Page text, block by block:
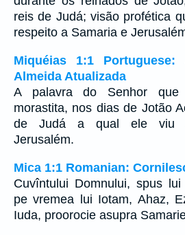
reis de Judá; visão profética
respeito a Samaria e
Miquéias 1:1
Almeida Atualizada
A palavra do Senhor que
morastita, nos dias de Jotão
de Judá a qual ele viu
Jerusalém.
Mica 1:1 Romanian:
Cuvîntului Domnului, spus
pe vremea lui Iotam, Ahaz,
Iuda, proorocie asupra